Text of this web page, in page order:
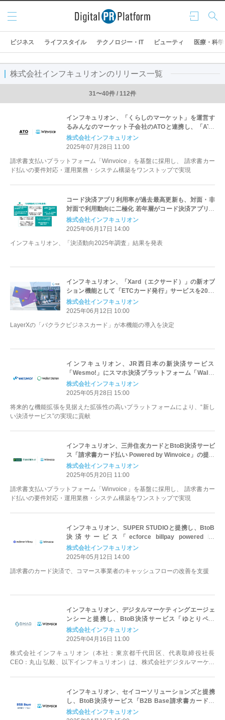
ログ
イン
検索
メニ
ュー
ビジネス ライフスタイル テクノロジー・IT ビューティ 医療・科学
株式会社インフキュリオンのリリース一覧
31〜40件 / 112件
インフキュリオン、「くらしのマーケット」を運営す
るみんなのマーケット子会社のATOと連携し、「ATO
請求書カード払い」の提供開始
株式会社インフキュリオン
2025年07月28日 11:00
請求書支払いプラットフォーム「Winvoice」を基盤に採用し、 請求書カー
ド払いの要件対応・運用業務・システム構築をワンストップで実現
コード決済アプリ利用率が過去最高更新も、対面・非
対面で利用動向に二極化 若年層がコード決済アプリ・
デビットカード利用を牽引、クレジットカードはタッ
チ決済が主流へ
株式会社インフキュリオン
2025年06月17日 14:00
インフキュリオン、「決済動向2025年調査」結果を発表
インフキュリオン、「Xard（エクサード）」の新オプ
ション機能として「ETCカード発行」サービスを2025
年7月より提供開始
株式会社インフキュリオン
2025年06月12日 10:00
LayerXの「バクラクビジネスカード」が本機能の導入を決定
インフキュリオン、JR西日本の新決済サービス
「Wesmo!」にスマホ決済プラットフォーム「Wallet
Station」を提供
株式会社インフキュリオン
2025年05月28日 15:00
将来的な機能拡張を見据えた拡張性の高いプラットフォームにより、“新し
い決済サービス”の実現に貢献
インフキュリオン、三井住友カードとBtoB決済サービ
ス「請求書カード払い Powered by Winvoice」の提供
開始
株式会社インフキュリオン
2025年05月20日 11:00
請求書支払いプラットフォーム「Winvoice」を基盤に採用し、 請求書カー
ド払いの要件対応・運用業務・システム構築をワンストップで実現
インフキュリオン、SUPER STUDIOと提携し、BtoB
決済サービス「ecforce billpay powered by
Winvoice」を提供開始
株式会社インフキュリオン
2025年05月12日 14:00
請求書のカード決済で、コマース事業者のキャッシュフローの改善を支援
インフキュリオン、デジタルマーケティングエージェ
ンシーと提携し、BtoB決済サービス「ゆとりペイ
Powered by Winvoice」の提供開始
株式会社インフキュリオン
2025年04月16日 11:00
株式会社インフキュリオン（本社：東京都千代田区、代表取締役社長
CEO：丸山 弘毅、以下インフキュリオン）は、株式会社デジタルマーケテ
インフキュリオン、セイコーソリューションズと提携
し、BtoB決済サービス「B2B Base請求書カード払
い」の提供開始
株式会社インフキュリオン